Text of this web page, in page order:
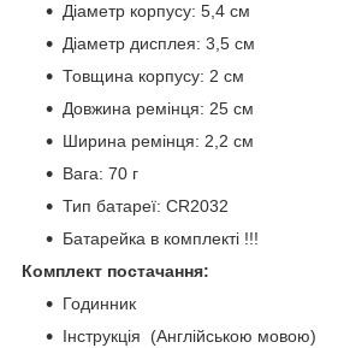
Діаметр корпусу: 5,4 см
Діаметр дисплея: 3,5 см
Товщина корпусу: 2 см
Довжина ремінця: 25 см
Ширина ремінця: 2,2 см
Вага: 70 г
Тип батареї: CR2032
Батарейка в комплекті !!!
Комплект постачання:
Годинник
Інструкція (Англійською мовою)